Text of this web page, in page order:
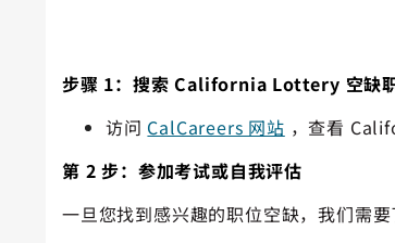
步骤 1：搜索 California Lottery 空缺
访问 CalCareers 网站 ，查看
第 2 步：参加考试或自我评估
一旦您找到感兴趣的职位空缺，我们需